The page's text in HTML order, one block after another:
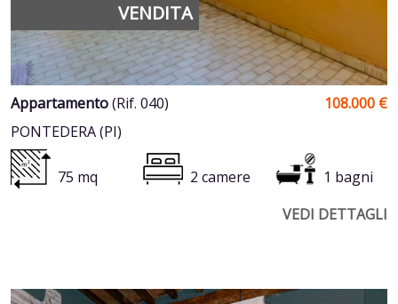
VENDITA
Appartamento(Rif. 040)
108.000 €
PONTEDERA (PI)
75 mq 2 camere
1 bagni
VEDI DETTAGLI